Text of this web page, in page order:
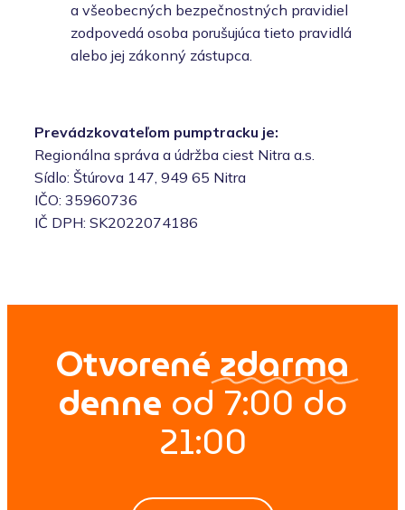
a všeobecných bezpečnostných pravidiel
zodpovedá osoba porušujúca tieto pravidlá
alebo jej zákonný zástupca.
Prevádzkovateľom pumptracku je:
Regionálna správa a údržba ciest Nitra a.s.
Sídlo: Štúrova 147, 949 65 Nitra
IČO: 35960736
IČ DPH: SK2022074186
Otvorenézdarma
denne od 7:00 do
21:00